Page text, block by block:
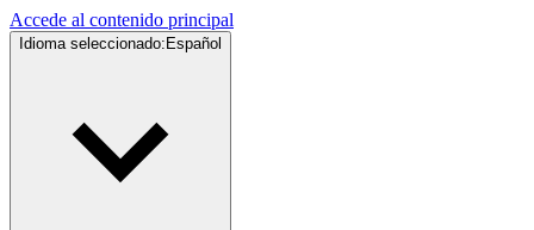
Accede al contenido principal
Idioma seleccionado: Español